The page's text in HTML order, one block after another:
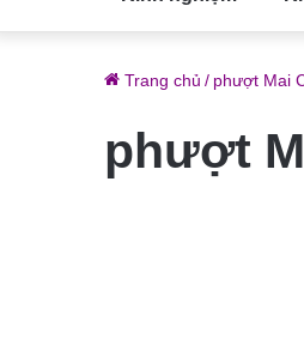
Trang chủ / phượt Mai
phượt